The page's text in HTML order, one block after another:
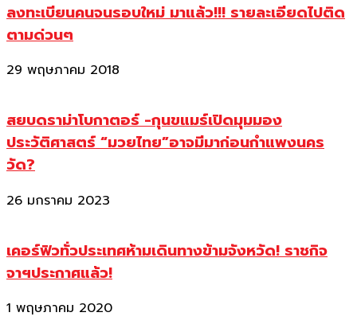
ลงทะเบียนคนจนรอบใหม่ มาแล้ว!!! รายละเอียดไปติด
ตามด่วนๆ
29 พฤษภาคม 2018
สยบดราม่าโบกาตอร์ -กุนขแมร์เปิดมุมมอง
ประวัติศาสตร์ “มวยไทย”อาจมีมาก่อนกำแพงนคร
วัด?
26 มกราคม 2023
เคอร์ฟิวทั่วประเทศห้ามเดินทางข้ามจังหวัด! ราชกิจ
จาฯประกาศแล้ว!
1 พฤษภาคม 2020